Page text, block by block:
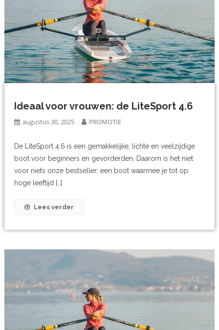
Ideaal voor vrouwen: de LiteSport 4.6
augustus 30, 2025 PROMOTIE
De LiteSport 4.6 is een gemakkelijke, lichte en veelzijdige
boot voor beginners en gevorderden. Daarom is het niet
voor niets onze bestseller: een boot waarmee je tot op
hoge leeftijd […]
Lees verder